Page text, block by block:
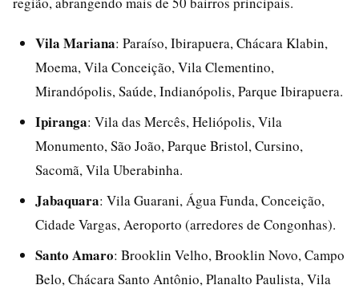
Vila Mariana: Paraíso, Ibirapuera, Chácara Klabin,
Moema, Vila Conceição, Vila Clementino,
Mirandópolis, Saúde, Indianópolis, Parque Ibirapuera.
Ipiranga: Vila das Mercês, Heliópolis, Vila
Monumento, São João, Parque Bristol, Cursino,
Sacomã, Vila Uberabinha.
Jabaquara: Vila Guarani, Água Funda, Conceição,
Cidade Vargas, Aeroporto (arredores de Congonhas).
Santo Amaro: Brooklin Velho, Brooklin Novo, Campo
Belo, Chácara Santo Antônio, Planalto Paulista, Vila